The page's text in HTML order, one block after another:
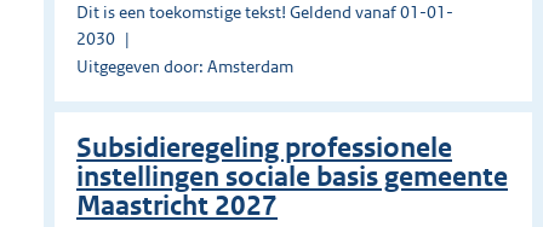
Dit is een toekomstige tekst! Geldend vanaf 01-01-
2030
Uitgegeven door: Amsterdam
Subsidieregeling professionele
instellingen sociale basis gemeente
Maastricht 2027